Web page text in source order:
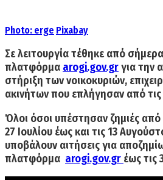
Photo: erge Pixabay
Σε λειτουργία τέθηκε από
πλατφόρμα arogi.gov.grγια την
στήριξη των νοικοκυριών,
ακινήτων που επλήγησαν από τις
Όλοι όσοι υπέστησαν ζημιές από
27 Ιουλίου έως και τις 13
υποβάλουν αιτήσεις για
πλατφόρμα arogi.gov.gr έως τις